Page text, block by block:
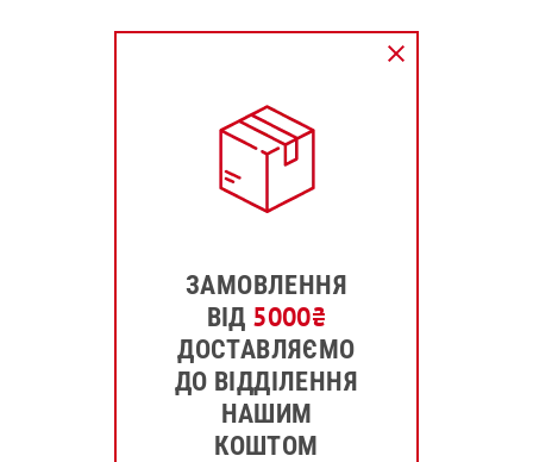
ЗАМОВЛЕННЯ
ВІД 5000₴
ДОСТАВЛЯЄМО
ДО ВІДДІЛЕННЯ
НАШИМ
КОШТОМ